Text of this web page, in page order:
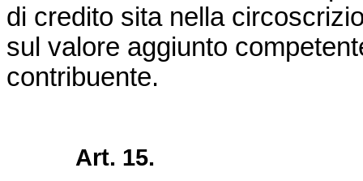
di credito sita nella
sul valore aggiunto
contribuente.
Art. 15.